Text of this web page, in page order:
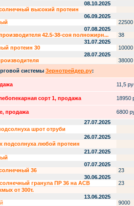
08.10.2025
высокий протеин
06.09.2025
22500
07.08.2025
42.5-38-соя полножирн...
38
31.07.2025
протеин 30
10000
28.07.2025
38000
системы Зернотрейдер.ру:
11,5
сорт 1, продажа 18950
продажа
6800
27.07.2025
шрот отруби
26.07.2025
подсолнуха любой протеин
21.07.2025
07.07.2025
36
23
30.06.2025
гранула ПР 36 на АСВ
23
от 300т.
13.06.2025
9000